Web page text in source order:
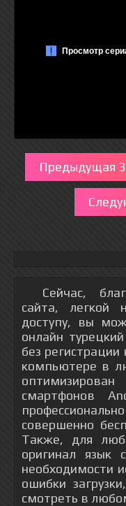
Предыдущая
Сейчас,
сайта, легкой
доступу, вы
онлайн
без
компьютере в
смартфонов
совершенно
Также, для
оригинал язык
необходимости
ошибки
смотреть в